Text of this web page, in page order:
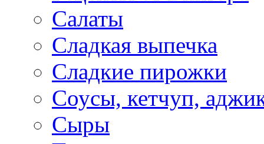
Салаты
Сладкая выпечка
Сладкие пирожки
Соусы, кетчуп,
Сыры